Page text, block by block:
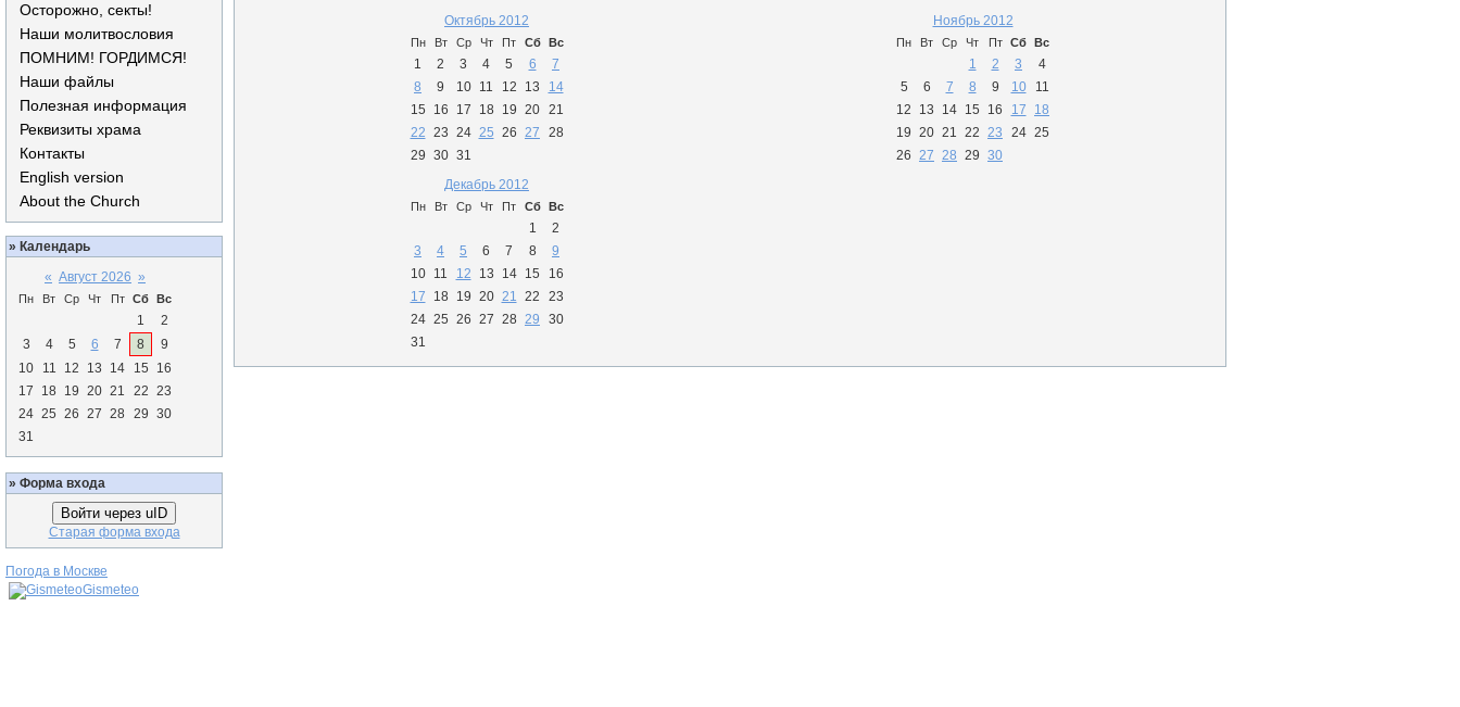
Осторожно, секты!
Наши молитвословия
ПОМНИМ! ГОРДИМСЯ!
Наши файлы
Полезная информация
Реквизиты храма
Контакты
English version
About the Church
» Календарь
« Август 2026 »
Пн Вт Ср Чт Пт Сб Вс
1
2
3
4 5 6 7 8
9
10
11 12 13 14 15
16
17
18 19 20 21 22 23
24 25 26 27 28 29 30
31
» Форма входа
Войти через uID
Старая форма входа
Погода в Москве
Gismeteo
Октябрь 2012
Пн Вт Ср Чт Пт Сб Вс
1 2 3 4 5 6
7
8
9 10 11 12 13
14
15
16 17 18 19 20 21
22 23 24 25 26 27
28
29 30 31
Ноябрь 2012
Пн Вт Ср Чт Пт Сб Вс
1 2 3
4
5
6 7 8 9 10
11
12
13 14 15 16 17
18
19 20 21 22 23 24 25
26 27 28 29 30
Декабрь 2012
Пн Вт Ср Чт Пт Сб Вс
1
2
3
4 5 6 7 8
9
10
11 12 13 14 15
16
17
18 19 20 21 22
23
24 25 26 27 28 29
30
31